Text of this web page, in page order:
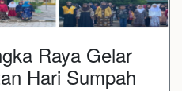
Raya Gelar
Hari Sumpah